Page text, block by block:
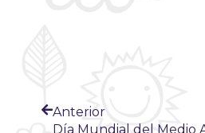
Anterior
Día Mundial del Medio